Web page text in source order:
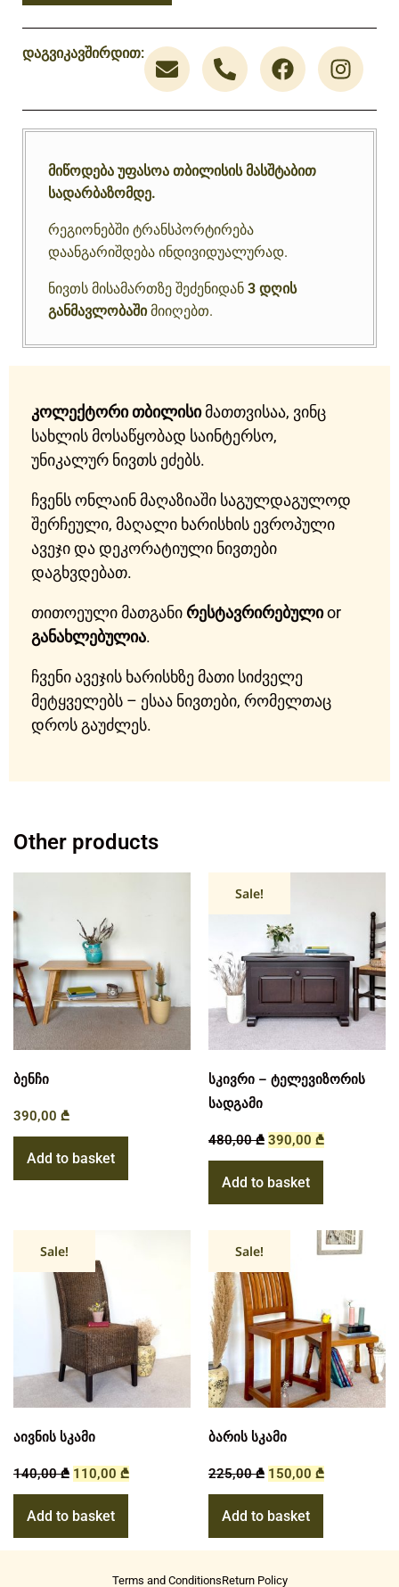
დაგვიკავშირდით:
მიწოდება უფასოა თბილისის მასშტაბით
სადარბაზომდე.
რეგიონებში ტრანსპორტირება
დაანგარიშდება ინდივიდუალურად.
ნივთს მისამართზე შეძენიდან 3 დღის
განმავლობაშიმიიღებთ.
კოლექტორი თბილისიმათთვისაა, ვინც
სახლის მოსაწყობად საინტერსო,
უნიკალურ ნივთს ეძებს.
ჩვენს ონლაინ მაღაზიაში საგულდაგულოდ
შერჩეული, მაღალი ხარისხის ევროპული
ავეჯი და დეკორატიული ნივთები
დაგხვდებათ.
თითოეული მათგანირესტავრირებულიor
განახლებულია.
ჩვენი ავეჯის ხარისხზე მათი სიძველე
მეტყველებს – ესაა ნივთები, რომელთაც
დროს გაუძლეს.
Other products
ბენჩი
390,00 ₾
Add to basket
Sale!
სკივრი – ტელევიზორის
სადგამი
480,00₾ 390,00 ₾
Add to basket
Sale!
აივნის სკამი
140,00₾ 110,00 ₾
Add to basket
Sale!
ბარის სკამი
225,00₾ 150,00 ₾
Add to basket
Terms and ConditionsReturn Policy